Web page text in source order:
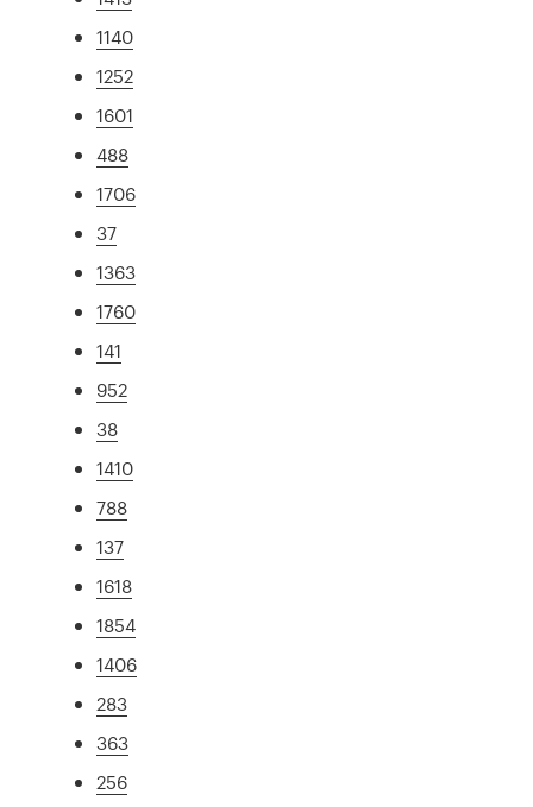
1140
1252
1601
488
1706
37
1363
1760
141
952
38
1410
788
137
1618
1854
1406
283
363
256